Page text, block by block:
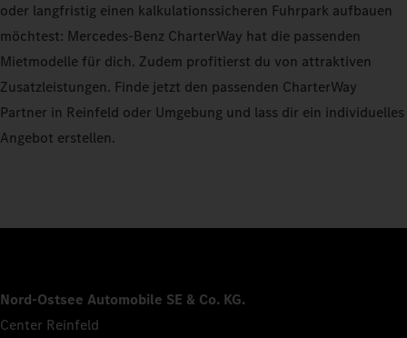
oder langfristig einen kalkulationssicheren Fuhrpark aufbauen
möchtest: Mercedes-Benz CharterWay hat die passenden
Mietmodelle für dich. Zudem profitierst du von attraktiven
Zusatzleistungen. Finde jetzt den passenden CharterWay
Partner in Reinfeld oder Umgebung und lass dir ein individuelles
Angebot erstellen.
Nord-Ostsee Automobile SE & Co. KG.
Center Reinfeld